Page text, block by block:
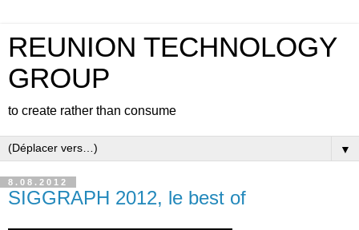
REUNION TECHNOLOGY
GROUP
to create rather than consume
▼
8.08.2012
SIGGRAPH 2012, le best of